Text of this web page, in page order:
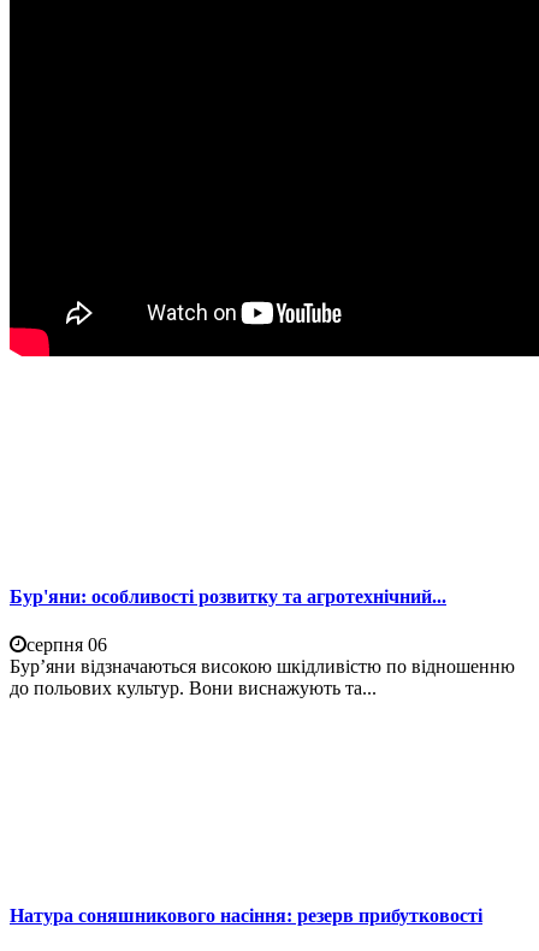
Бур'яни: особливості розвитку та агротехнічний...
серпня 06
Бур’яни відзначаються високою шкідливістю по відношенню
до польових культур. Вони виснажують та...
Натура соняшникового насіння: резерв прибутковості